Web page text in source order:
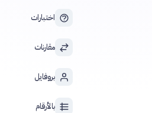
اختبارات
مقارنات
بروفايل
بالأرقام